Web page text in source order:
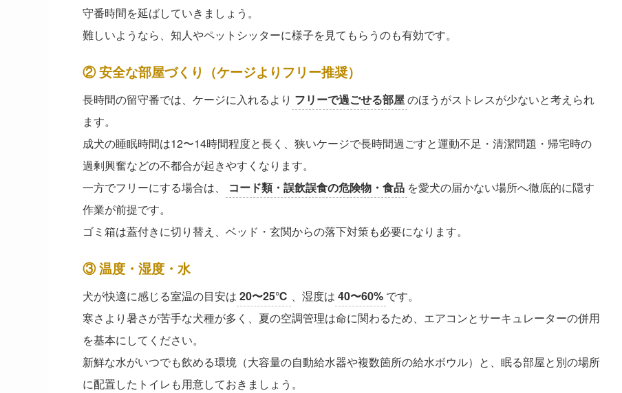
守番時間を延ばしていきましょう。
難しいようなら、知人やペットシッターに様子を見てもらうのも有効です。
② 安全な部屋づくり（ケージよりフリー推奨）
長時間の留守番では、ケージに入れるより フリーで過ごせる部屋のほうがストレスが少ないと考えられ
ます。
成犬の睡眠時間は12〜14時間程度と長く、狭いケージで長時間過ごすと運動不足・清潔問題・帰宅時の
過剰興奮などの不都合が起きやすくなります。
一方でフリーにする場合は、
コード類・誤飲誤食の危険物・食品 を愛犬の届かない場所へ徹底的に隠す
作業が前提です。
ゴミ箱は蓋付きに切り替え、ベッド・玄関からの落下対策も必要になります。
③ 温度・湿度・水
犬が快適に感じる室温の目安は 20〜25℃ 、湿度は 40〜60% です。
寒さより暑さが苦手な犬種が多く、夏の空調管理は命に関わるため、エアコンとサーキュレーターの併用
を基本にしてください。
新鮮な水がいつでも飲める環境（大容量の自動給水器や複数箇所の給水ボウル）と、眠る部屋と別の場所
に配置したトイレも用意しておきましょう。